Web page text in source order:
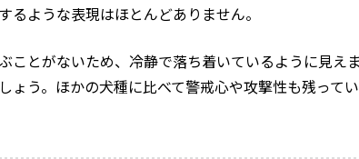
るような表現はほとんどありません。
ことがないため、冷静で落ち着いているように見え
ょう。ほかの犬種に比べて警戒心や攻撃性も残ってい